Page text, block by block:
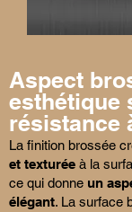
Aspect
esthétique
résistance
La finition brossée
et texturée à la
ce qui donne un
élégant. La surface